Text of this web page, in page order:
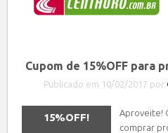
Cupom de 15%OFF para
Publicado em 10/02/2017 por
15%OFF!
Aproveite!
comprar